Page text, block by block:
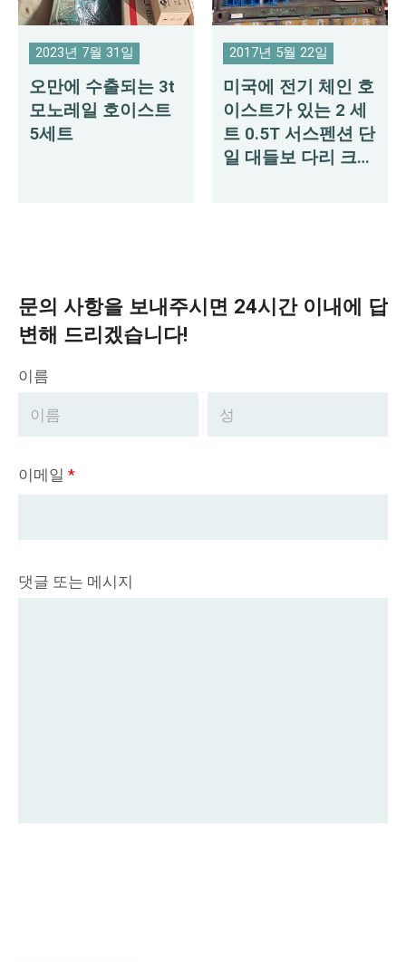
2023년 7월 31일
오만에 수출되는 3t
모노레일 호이스트
5세트
2017년 5월 22일
미국에 전기 체인 호
이스트가 있는 2 세
트 0.5T 서스펜션 단
일 대들보 다리 크레
문의 사항을 보내주시면 24시간 이내에 답
변해 드리겠습니다!
이름
이메일 *
댓글 또는 메시지